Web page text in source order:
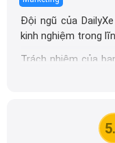
Đội ngũ của
kinh nghiệm trong
Trách nhiệm của
tin chính xác
tin nhanh chóng và